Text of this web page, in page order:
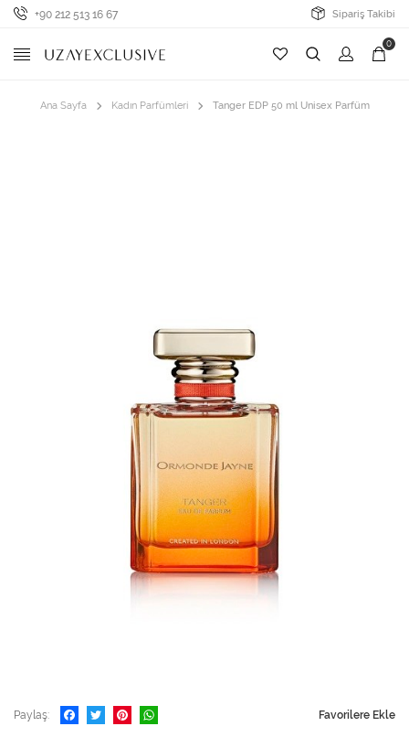
+90 212 513 16 67 Sipariş Takibi
0
Ana Sayfa Kadın Parfümleri Tanger EDP 50 ml Unisex Parfüm
Paylaş Favorilere Ekle